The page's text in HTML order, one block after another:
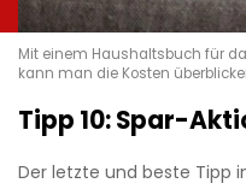
Mit einem Haushaltsbuch für
kann man die Kosten
Tipp 10: Spar-
Der letzte und beste Tipp